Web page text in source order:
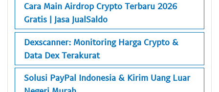
Cara Main Airdrop Crypto Terbaru 2026
Gratis | Jasa JualSaldo
Dexscanner: Monitoring Harga Crypto &
Data Dex Terakurat
Solusi PayPal Indonesia & Kirim Uang Luar